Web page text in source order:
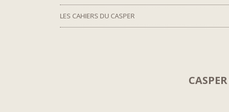
LES CAHIERS DU CASPER
CASPER